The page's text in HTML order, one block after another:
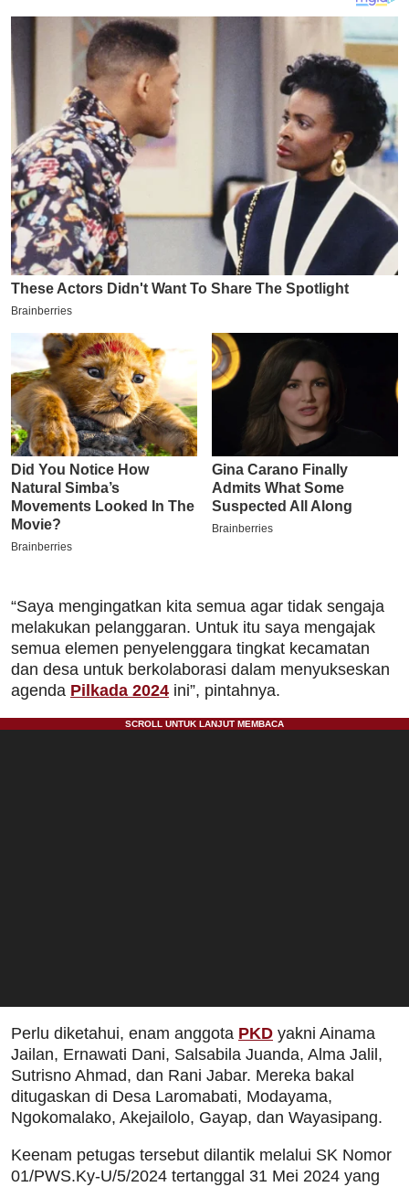
“Saya mengingatkan kita semua agar tidak sengaja
melakukan pelanggaran. Untuk itu saya mengajak
semua elemen penyelenggara tingkat kecamatan
dan desa untuk berkolaborasi dalam menyukseskan
agenda Pilkada 2024 ini”, pintahnya.
Perlu diketahui, enam anggota PKD yakni Ainama
Jailan, Ernawati Dani, Salsabila Juanda, Alma Jalil,
Sutrisno Ahmad, dan Rani Jabar. Mereka bakal
ditugaskan di Desa Laromabati, Modayama,
Ngokomalako, Akejailolo, Gayap, dan Wayasipang.
Keenam petugas tersebut dilantik melalui SK Nomor
01/PWS.Ky-U/5/2024 tertanggal 31 Mei 2024 yang